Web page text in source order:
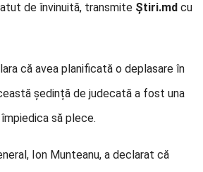
de învinuită, transmite Știri.md cu
că avea planificată o deplasare în
ședință de judecată a fost una
să plece.
Ion Munteanu, a declarat că